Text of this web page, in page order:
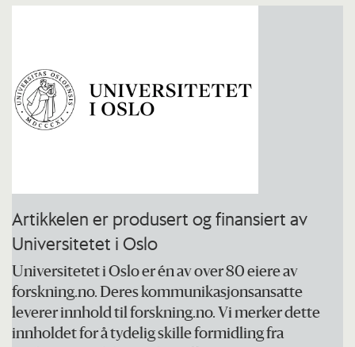
Prosjektet er finansiert av Forskningsrådet.
Artikkelen er produsert og finansiert av
Universitetet i Oslo
Universitetet i Oslo er én av over 80 eiere av
forskning.no. Deres kommunikasjonsansatte
leverer innhold til forskning.no. Vi merker dette
innholdet for å tydelig skille formidling fra